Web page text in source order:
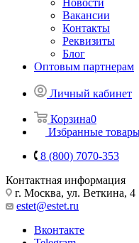
Новости
Вакансии
Контакты
Реквизиты
Блог
Оптовым партнерам
Личный кабинет
Корзина0
Избранные
8 (800) 7070-353
Контактная информация
г. Москва, ул. Веткина, 4
estet@estet.ru
Вконтакте